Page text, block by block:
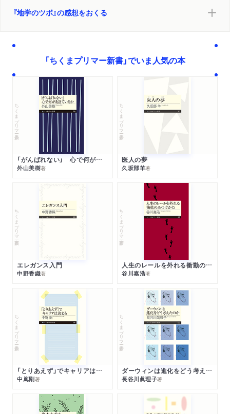
『地学のツボ』の感想をおくる
「ちくまプリマー新書」でいま人気の本
ちくまプリマー新書
「がんばれない」 心で何が起きているか
外山美樹著
ちくまプリマー新書
医人の夢
久坂部羊著
ちくまプリマー新書
エレガンス入門
中野香織著
ちくまプリマー新書
人生のレールを外れる衝動のみつけかた
谷川嘉浩著
ちくまプリマー新書
「とりあえず」でキャリアは決まる
中嶌剛著
ちくまプリマー新書
ダーウィンは進化をどう考えたのか
長谷川眞理子著